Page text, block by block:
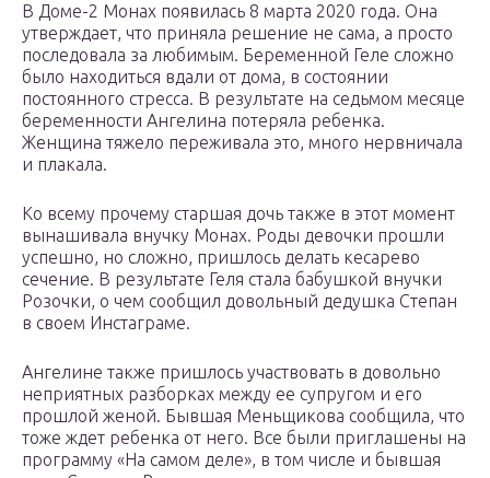
В Доме-2 Монах появилась 8 марта 2020 года. Она
утверждает, что приняла решение не сама, а просто
последовала за любимым. Беременной Геле сложно
было находиться вдали от дома, в состоянии
постоянного стресса. В результате на седьмом месяце
беременности Ангелина потеряла ребенка.
Женщина тяжело переживала это, много нервничала
и плакала.
Ко всему прочему старшая дочь также в этот момент
вынашивала внучку Монах. Роды девочки прошли
успешно, но сложно, пришлось делать кесарево
сечение. В результате Геля стала бабушкой внучки
Розочки, о чем сообщил довольный дедушка Степан
в своем Инстаграме.
Ангелине также пришлось участвовать в довольно
неприятных разборках между ее супругом и его
прошлой женой. Бывшая Меньщикова сообщила, что
тоже ждет ребенка от него. Все были приглашены на
программу «На самом деле», в том числе и бывшая